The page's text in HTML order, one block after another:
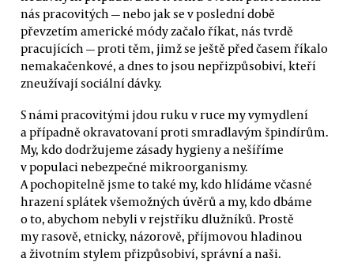
nás pracovitých — nebo jak se v poslední době
převzetím americké módy začalo říkat, nás tvrdě
pracujících — proti těm, jimž se ještě před časem říkalo
nemakačenkové, a dnes to jsou nepřizpůsobiví, kteří
zneužívají sociální dávky.
S námi pracovitými jdou ruku v ruce my vymydlení
a případně okravatovaní proti smradlavým špindírům.
My, kdo dodržujeme zásady hygieny a nešíříme
v populaci nebezpečné mikroorganismy.
A pochopitelně jsme to také my, kdo hlídáme včasné
hrazení splátek všemožných úvěrů a my, kdo dbáme
o to, abychom nebyli v rejstříku dlužníků. Prostě
my rasově, etnicky, názorově, příjmovou hladinou
a životním stylem přizpůsobiví, správní a naši.